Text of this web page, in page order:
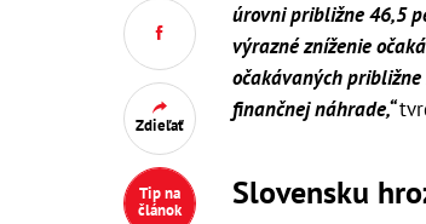
Zdieľať
Tip na
článok
úrovni približne 46,5
výrazné zníženie
očakávaných
finančnej náhrade,“
Slovensku